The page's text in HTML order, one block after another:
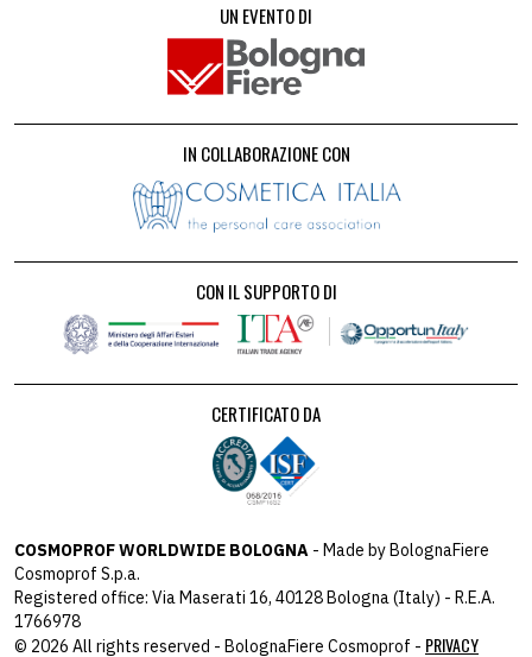
UN EVENTO DI
IN COLLABORAZIONE CON
CON IL SUPPORTO DI
CERTIFICATO DA
COSMOPROF WORLDWIDE BOLOGNA - Made by BolognaFiere
Cosmoprof S.p.a.
Registered office: Via Maserati 16, 40128 Bologna (Italy) - R.E.A.
1766978
© 2026 All rights reserved - BolognaFiere Cosmoprof - PRIVACY